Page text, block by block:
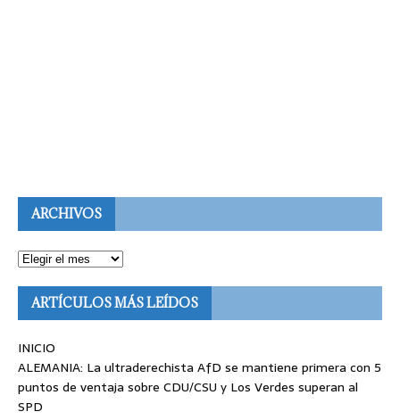
ARCHIVOS
ARTÍCULOS MÁS LEÍDOS
INICIO
ALEMANIA: La ultraderechista AfD se mantiene primera con 5
puntos de ventaja sobre CDU/CSU y Los Verdes superan al
SPD